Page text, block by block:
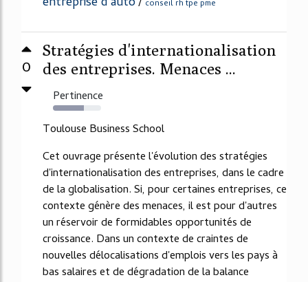
conseil rh tpe pme
0
Stratégies d'internationalisation
des entreprises. Menaces ...
Pertinence
64%
Toulouse Business School
Cet ouvrage présente l'évolution des stratégies
d'internationalisation des entreprises, dans le cadre
de la globalisation. Si, pour certaines entreprises, ce
contexte génère des menaces, il est pour d'autres
un réservoir de formidables opportunités de
croissance. Dans un contexte de craintes de
nouvelles délocalisations d'emplois vers les pays à
bas salaires et de dégradation de la balance